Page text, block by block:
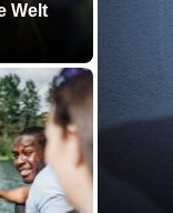
Welt